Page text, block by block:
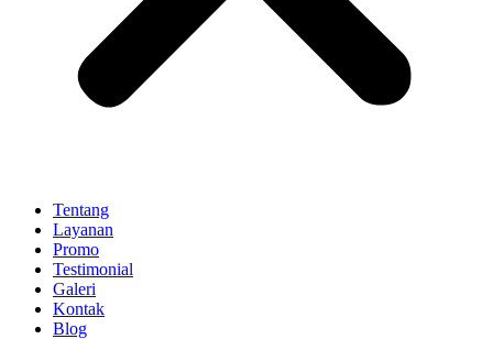
Tentang
Layanan
Promo
Testimonial
Galeri
Kontak
Blog